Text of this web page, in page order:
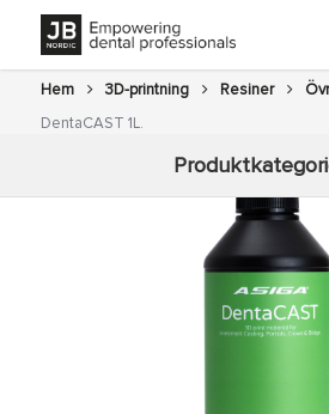
main
content
Hem 3D-printning Resiner
DentaCAST 1L.